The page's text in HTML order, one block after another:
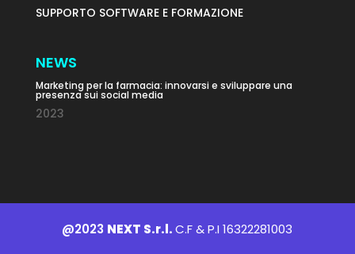
SUPPORTO SOFTWARE E FORMAZIONE
NEWS
Marketing per la farmacia: innovarsi e sviluppare una
presenza sui social media
2023
@2023 NEXT S.r.l.C.F & P.I 16322281003